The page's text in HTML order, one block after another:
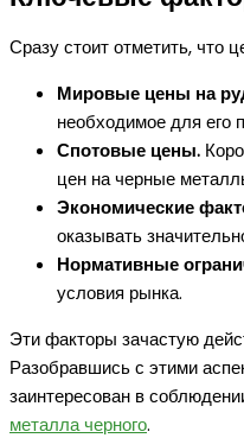
Сразу стоит отметить, что
Мировые цены на
необходимое для его
Спотовые цены.
цен на черные
Экономические
оказывать
Нормативные
условия рынка.
Эти факторы зачастую
Разобравшись с этими
заинтересован в
металла черного.